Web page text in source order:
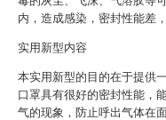
内，造成感染，密封性能差
实用新型内容
本实用新型的目的在于提供
口罩具有很好的密封性能，
气的现象，防止呼出气体在